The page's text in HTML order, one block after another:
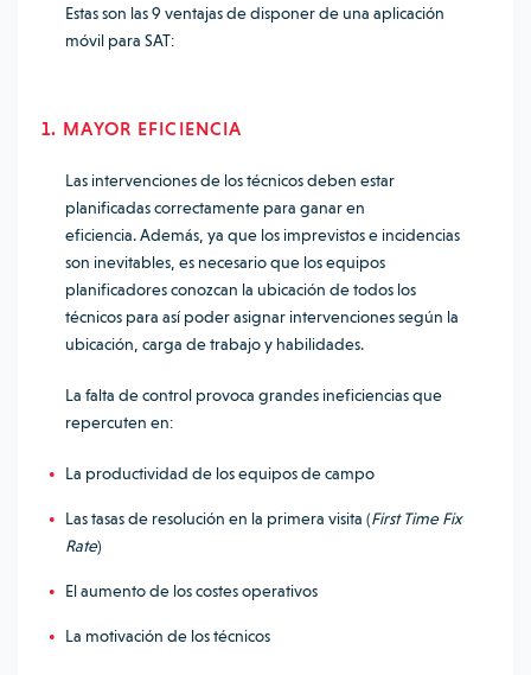
Estas son las 9 ventajas de disponer de una aplicación
móvil para SAT:
1. MAYOR EFICIENCIA
Las intervenciones de los técnicos deben estar
planificadas correctamente para ganar en
eficiencia.Además, ya que los imprevistos e incidencias
son inevitables, es necesario que los equipos
planificadores conozcan la ubicación de todos los
técnicos para así poder asignar intervenciones según la
ubicación, carga de trabajo y habilidades.
La falta de control provoca grandes ineficiencias que
repercuten en:
La productividad de los equipos de campo
Lastasas de resolución en la primera visita (First Time Fix
Rate)
El aumento de los costes operativos
La motivación de los técnicos